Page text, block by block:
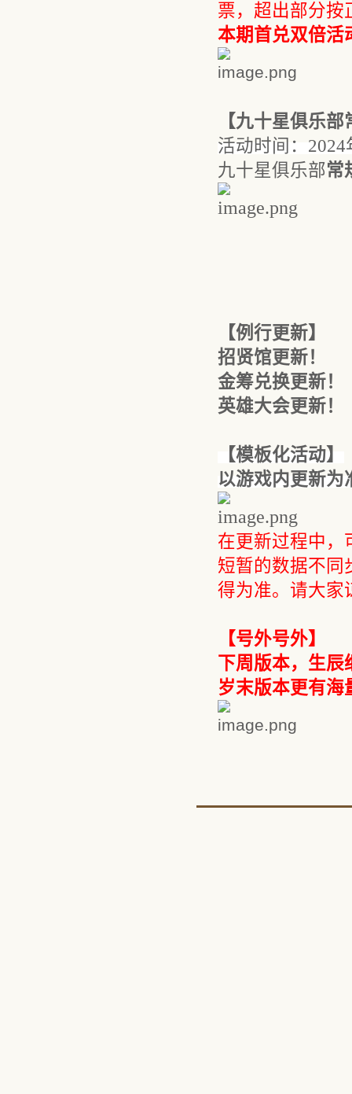
票，超出部分按
本期首兑双倍活
【九十星俱乐部
活动时间： 2024
九十星俱乐部常
【例行更新】
招贤馆更新！
金筹兑换更新！
英雄大会更新！
【模板化活动】
以游戏内更新为
在更新过程中，
短暂的数据不同
得为准。请大家
【号外号外】
下周版本，生辰
岁末版本更有海